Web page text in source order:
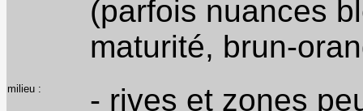
(parfois nuances
maturité, brun-
milieu :
- rives et zones